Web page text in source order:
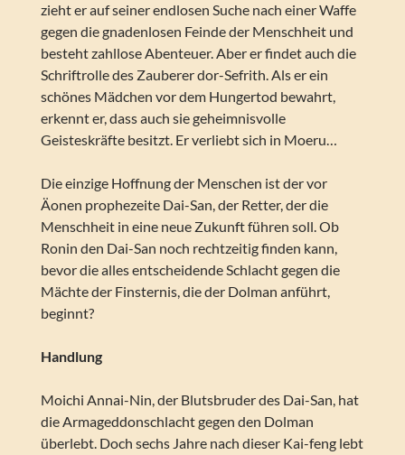
zieht er auf seiner endlosen Suche nach einer Waffe
gegen die gnadenlosen Feinde der Menschheit und
besteht zahllose Abenteuer. Aber er findet auch die
Schriftrolle des Zauberer dor-Sefrith. Als er ein
schönes Mädchen vor dem Hungertod bewahrt,
erkennt er, dass auch sie geheimnisvolle
Geisteskräfte besitzt. Er verliebt sich in Moeru…
Die einzige Hoffnung der Menschen ist der vor
Äonen prophezeite Dai-San, der Retter, der die
Menschheit in eine neue Zukunft führen soll. Ob
Ronin den Dai-San noch rechtzeitig finden kann,
bevor die alles entscheidende Schlacht gegen die
Mächte der Finsternis, die der Dolman anführt,
beginnt?
Handlung
Moichi Annai-Nin, der Blutsbruder des Dai-San, hat
die Armageddonschlacht gegen den Dolman
überlebt. Doch sechs Jahre nach dieser Kai-feng lebt